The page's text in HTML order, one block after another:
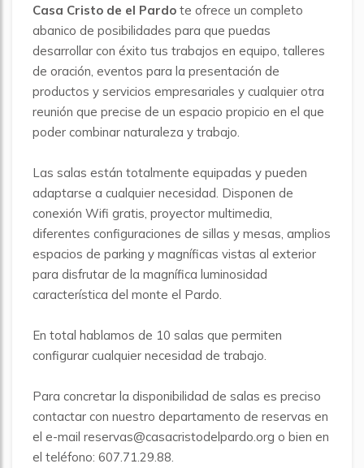
Casa Cristo de el Pardo te ofrece un completo
abanico de posibilidades para que puedas
desarrollar con éxito tus trabajos en equipo, talleres
de oración, eventos para la presentación de
productos y servicios empresariales y cualquier otra
reunión que precise de un espacio propicio en el que
poder combinar naturaleza y trabajo.
Las salas están totalmente equipadas y pueden
adaptarse a cualquier necesidad. Disponen de
conexión Wifi gratis, proyector multimedia,
diferentes configuraciones de sillas y mesas, amplios
espacios de parking y magníficas vistas al exterior
para disfrutar de la magnífica luminosidad
característica del monte el Pardo.
En total hablamos de 10 salas que permiten
configurar cualquier necesidad de trabajo.
Para concretar la disponibilidad de salas es preciso
contactar con nuestro departamento de reservas en
el e-mail reservas@casacristodelpardo.org o bien en
el teléfono: 607.71.29.88.